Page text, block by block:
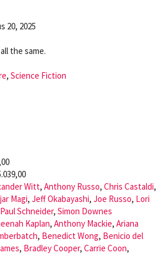
20, 2025
the same.
, Science Fiction
Witt, Anthony Russo, Chris Castaldi,
Magi, Jeff Okabayashi, Joe Russo, Lori
Paul Schneider, Simon Downes
Kaplan, Anthony Mackie, Ariana
, Benedict Wong, Benicio del
, Bradley Cooper, Carrie Coon,